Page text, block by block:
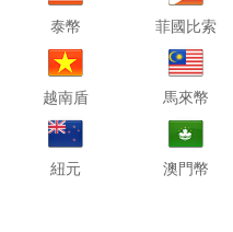
泰幣 菲國比索
越南盾 馬來幣
紐元 澳門幣